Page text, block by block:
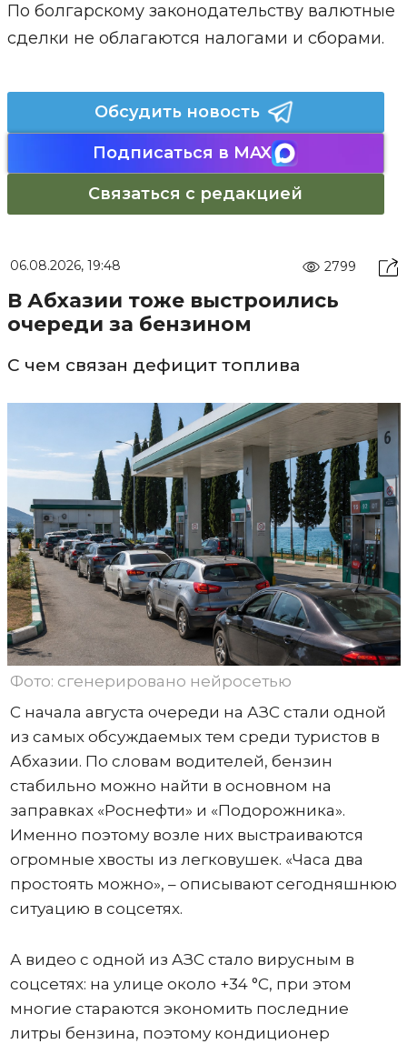
По болгарскому законодательству валютные
сделки не облагаются налогами и сборами.
Обсудить новость
Подписаться в MAX
Связаться с редакцией
06.08.2026, 19:48 2799
В Абхазии тоже выстроились
очереди за бензином
С чем связан дефицит топлива
Фото: сгенерировано нейросетью
С начала августа очереди на АЗС стали одной
из самых обсуждаемых тем среди туристов в
Абхазии. По словам водителей, бензин
стабильно можно найти в основном на
заправках «Роснефти» и «Подорожника».
Именно поэтому возле них выстраиваются
огромные хвосты из легковушек. «Часа два
простоять можно», – описывают сегодняшнюю
ситуацию в соцсетях.
А видео с одной из АЗС стало вирусным в
соцсетях: на улице около +34 °C, при этом
многие стараются экономить последние
литры бензина, поэтому кондиционер